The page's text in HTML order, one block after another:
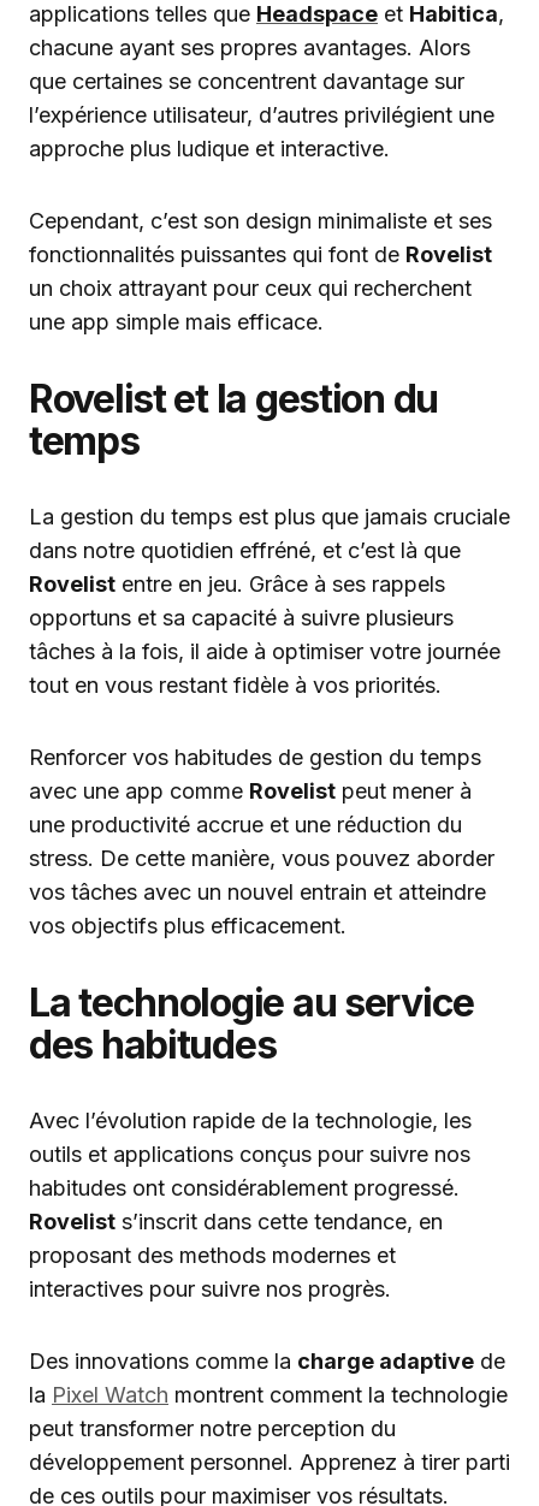
applications telles que Headspace et Habitica,
chacune ayant ses propres avantages. Alors
que certaines se concentrent davantage sur
l’expérience utilisateur, d’autres privilégient une
approche plus ludique et interactive.
Cependant, c’est son design minimaliste et ses
fonctionnalités puissantes qui font de Rovelist
un choix attrayant pour ceux qui recherchent
une app simple mais efficace.
Rovelist et la gestion du
temps
La gestion du temps est plus que jamais cruciale
dans notre quotidien effréné, et c’est là que
Rovelist entre en jeu. Grâce à ses rappels
opportuns et sa capacité à suivre plusieurs
tâches à la fois, il aide à optimiser votre journée
tout en vous restant fidèle à vos priorités.
Renforcer vos habitudes de gestion du temps
avec une app comme Rovelist peut mener à
une productivité accrue et une réduction du
stress. De cette manière, vous pouvez aborder
vos tâches avec un nouvel entrain et atteindre
vos objectifs plus efficacement.
La technologie au service
des habitudes
Avec l’évolution rapide de la technologie, les
outils et applications conçus pour suivre nos
habitudes ont considérablement progressé.
Rovelist s’inscrit dans cette tendance, en
proposant des methods modernes et
interactives pour suivre nos progrès.
Des innovations comme la charge adaptive de
la Pixel Watch montrent comment la technologie
peut transformer notre perception du
développement personnel. Apprenez à tirer parti
de ces outils pour maximiser vos résultats.